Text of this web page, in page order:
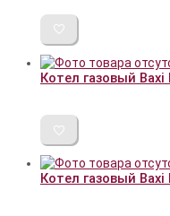
Котел газовый Baxi
Котел газовый Baxi